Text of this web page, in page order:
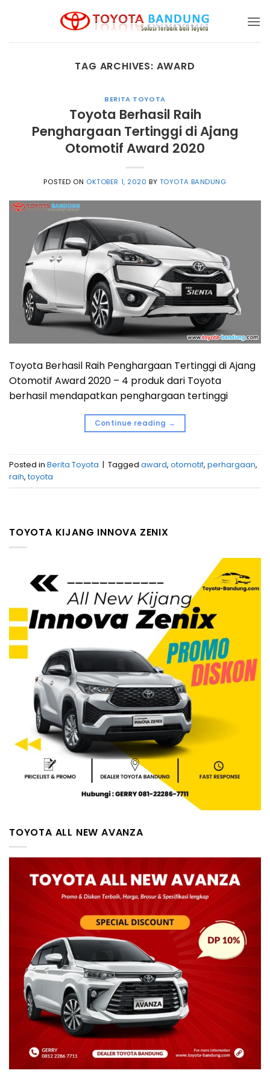
TAG ARCHIVES: AWARD
BERITA TOYOTA
Toyota Berhasil Raih
Penghargaan Tertinggi di Ajang
Otomotif Award 2020
POSTED ON OKTOBER 1, 2020 BY TOYOTA BANDUNG
Toyota Berhasil Raih Penghargaan Tertinggi di Ajang
Otomotif Award 2020 – 4 produk dari Toyota
berhasil mendapatkan penghargaan tertinggi
Continue reading →
Posted in Berita Toyota | Tagged award, otomotif, perhargaan,
raih, toyota
TOYOTA KIJANG INNOVA ZENIX
TOYOTA ALL NEW AVANZA